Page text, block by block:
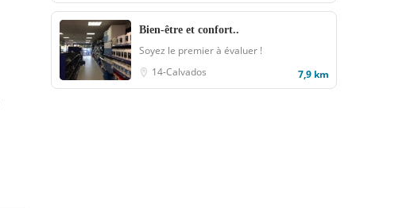
Bien-être et confort..
Soyez le premier à évaluer !
14-Calvados
7,9 km